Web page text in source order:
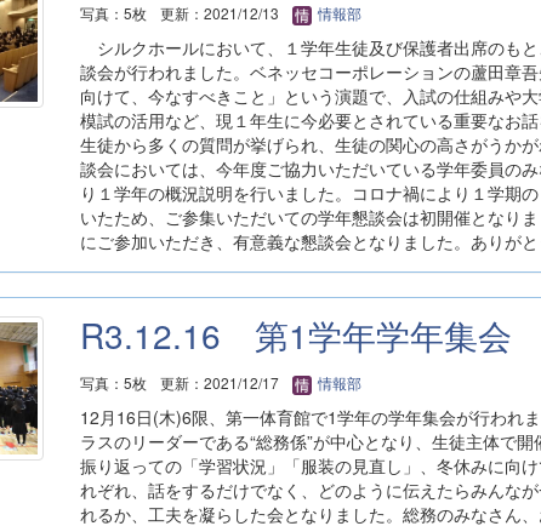
写真：5枚 更新：2021/12/13 情報部
シルクホールにおいて、１学年生徒及び保護者出席のも
談会が行われました。ベネッセコーポレーションの蘆田章
向けて、今なすべきこと」という演題で、入試の仕組みや
模試の活用など、現１年生に今必要とされている重要なお
生徒から多くの質問が挙げられ、生徒の関心の高さがう
談会においては、今年度ご協力いただいている学年委員の
り１学年の概況説明を行いました。コロナ禍により１学期
いたため、ご参集いただいての学年懇談会は初開催となり
にご参加いただき、有意義な懇談会となりました。ありがと
R3.12.16 第1学年学年集会
写真：5枚 更新：2021/12/17 情報部
12月16日(木)6限、第一体育館で1学年の学年集会が行われ
ラスのリーダーである“総務係”が中心となり、生徒主体で
振り返っての「学習状況」「服装の見直し」、冬休みに向
れぞれ、話をするだけでなく、どのように伝えたらみんな
れるか、工夫を凝らした会となりました。総務のみなさん、